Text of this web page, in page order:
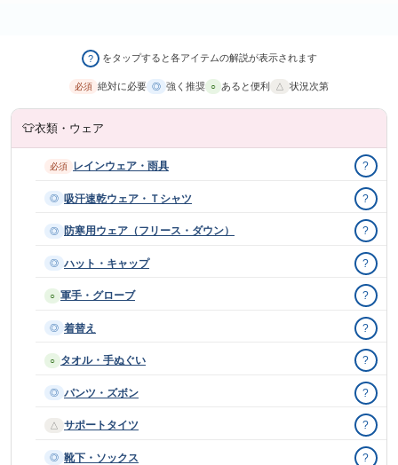
? をタップすると各アイテムの解説が表示されます
必須 絶対に必要 ◎ 強く推奨 ○ あると便利 △ 状況次第
👕衣類・ウェア
必須 レインウェア・雨具 ?
◎ 吸汗速乾ウェア・Ｔシャツ ?
◎ 防寒用ウェア（フリース・ダウン） ?
◎ ハット・キャップ ?
○ 軍手・グローブ ?
◎ 着替え ?
○ タオル・手ぬぐい ?
◎ パンツ・ズボン ?
△ サポートタイツ ?
◎ 靴下・ソックス ?